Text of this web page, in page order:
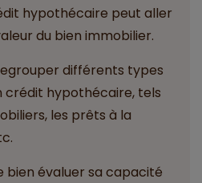
hypothécaire peut aller
du bien immobilier.
différents types
crédit hypothécaire, tels
les prêts à la
bien évaluer sa capacité